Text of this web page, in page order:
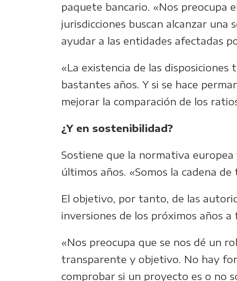
paquete bancario. «Nos preocupa
jurisdicciones buscan alcanzar una
ayudar a las entidades afectadas
«La existencia de las
bastantes años. Y si se hace
mejorar la comparación de los
¿Y en sostenibilidad?
Sostiene que la normativa
últimos años. «Somos la cadena
El objetivo, por tanto, de las
inversiones de los próximos años
«Nos preocupa que se nos dé un
transparente y objetivo. No hay
comprobar si un proyecto es o no